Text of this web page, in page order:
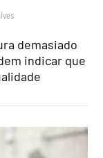
demasiado
indicar que